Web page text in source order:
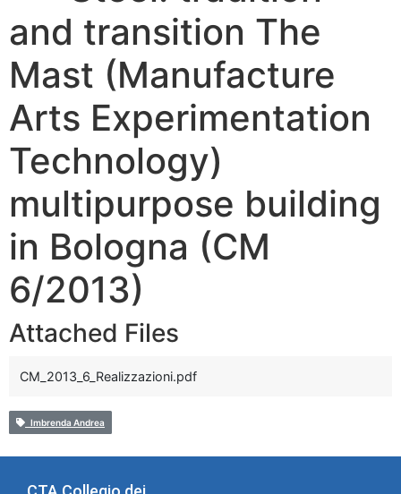
and transition The
Mast (Manufacture
Arts Experimentation
Technology)
multipurpose building
in Bologna (CM
6/2013)
Attached Files
CM_2013_6_Realizzazioni.pdf
Imbrenda Andrea